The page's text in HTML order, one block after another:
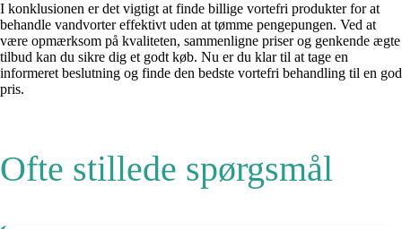
I konklusionen er det vigtigt at finde billige vortefri produkter for at
behandle vandvorter effektivt uden at tømme pengepungen. Ved at
være opmærksom på kvaliteten, sammenligne priser og genkende ægte
tilbud kan du sikre dig et godt køb. Nu er du klar til at tage en
informeret beslutning og finde den bedste vortefri behandling til en god
pris.
Ofte stillede spørgsmål